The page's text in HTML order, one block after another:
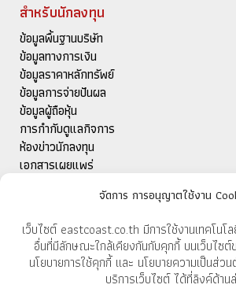
จัดการ การอนุญาตใช้งาน
เว็บไซต์ eastcoast.co.th มีการใช้งานเทคโนโ
อื่นที่มีลักษณะใกล้เคียงกันกับคุกกี้ บนเว็บไซต์
นโยบายการใช้คุกกี้ และ นโยบายความเป็นส่ว
บริการเว็บไซต์ ได้ที่ลิงค์ด้าน
สำหรับนักลงทุน
ข้อมูลพื้นฐานบริษัท
ข้อมูลทางการเงิน
ข้อมูลราคาหลักทรัพย์
ข้อมูลการจ่ายปันผล
ข้อมูลผู้ถือหุ้น
การกำกับดูแลกิจการ
ห้องข่าวนักลงทุน
เอกสารเผยแพร่
สำหรับการส่งออก
แคตตาล็อก